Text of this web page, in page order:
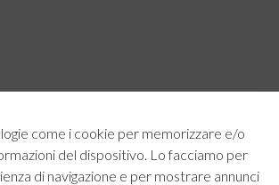
come i cookie per memorizzare e/o
del dispositivo. Lo facciamo per
di navigazione e per mostrare annunci